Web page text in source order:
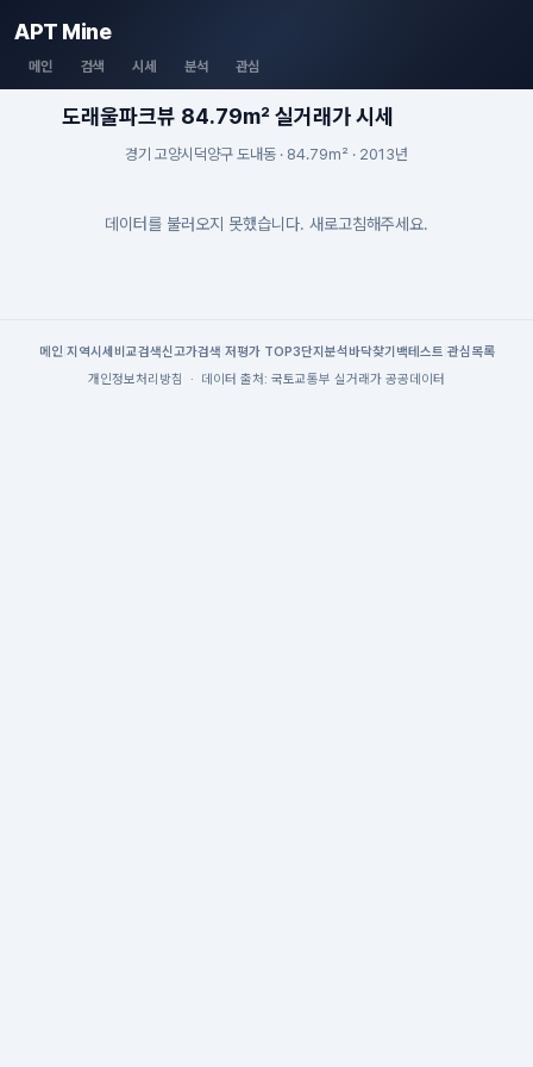
APT Mine
메인 검색 시세 분석 관심
도래울파크뷰 84.79m² 실거래가 시세
경기 고양시덕양구 도내동 · 84.79m² · 2013년
데이터를 불러오지 못했습니다. 새로고침해주세요.
메인| 지역시세 비교검색신고가검색 저평가 TOP3단지분석 바닥찾기 백테스트 관심목록
개인정보처리방침
· 데이터 출처: 국토교통부 실거래가 공공데이터